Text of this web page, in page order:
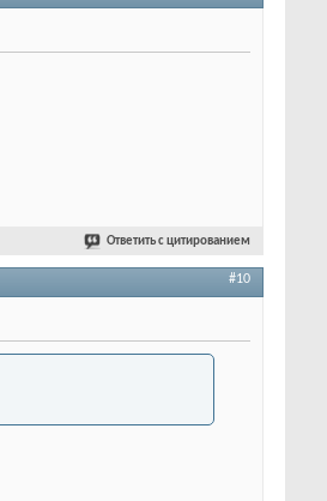
Ответить с цитированием
#10